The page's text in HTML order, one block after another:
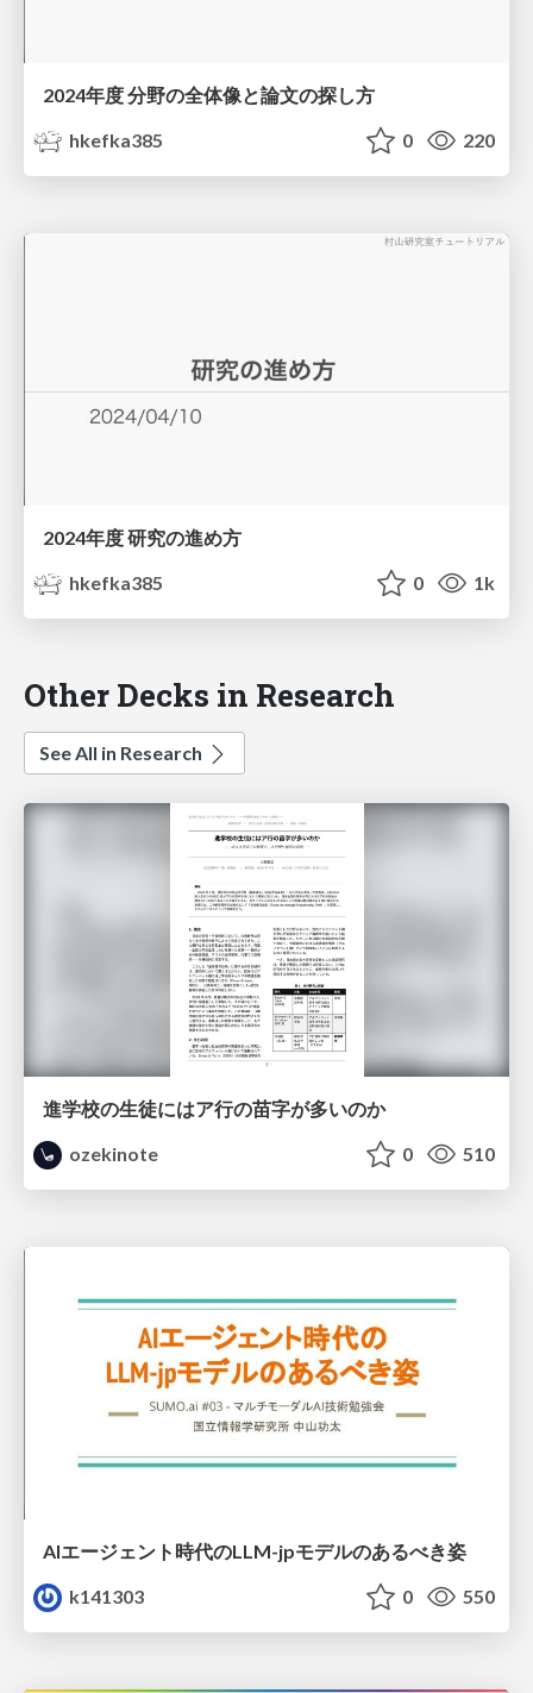
2024年度 分野の全体像と論文の探し方
hkefka385
0 220
2024年度 研究の進め方
hkefka385
0 1k
Other Decks in Research
See All in Research
進学校の生徒にはア行の苗字が多いのか
ozekinote
0 510
AIエージェント時代のLLM-jpモデルのあるべき姿
k141303
0 550